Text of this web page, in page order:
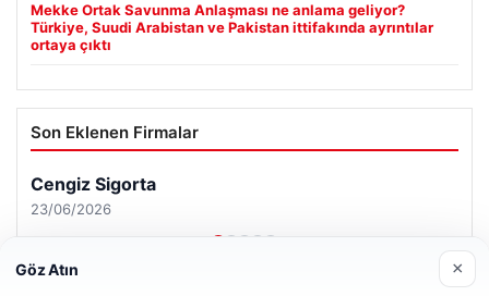
Mekke Ortak Savunma Anlaşması ne anlama geliyor?
Türkiye, Suudi Arabistan ve Pakistan ittifakında ayrıntılar
ortaya çıktı
Son Eklenen Firmalar
Cengiz Sigorta
23/06/2026
Göz Atın ×